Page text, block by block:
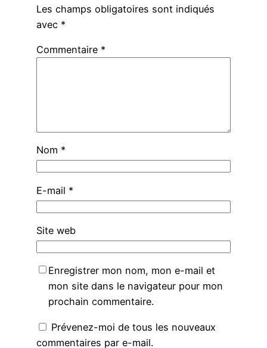
Les champs obligatoires sont indiqués
avec *
Commentaire *
Nom *
E-mail *
Site web
Enregistrer mon nom, mon e-mail et
mon site dans le navigateur pour mon
prochain commentaire.
Prévenez-moi de tous les nouveaux
commentaires par e-mail.